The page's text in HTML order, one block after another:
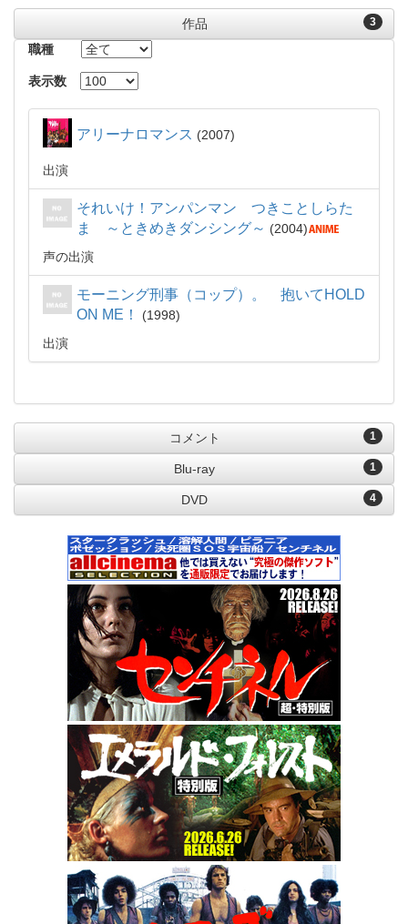
3
作品
職種
表示数
アリーナロマンス 2007
出演
それいけ！アンパンマン つきことしらた
ま ～ときめきダンシング～
2004
声の出演
モーニング刑事（コップ）。 抱いてHOLD
ON ME！
1998
出演
1
コメント
1
Blu-ray
4
DVD